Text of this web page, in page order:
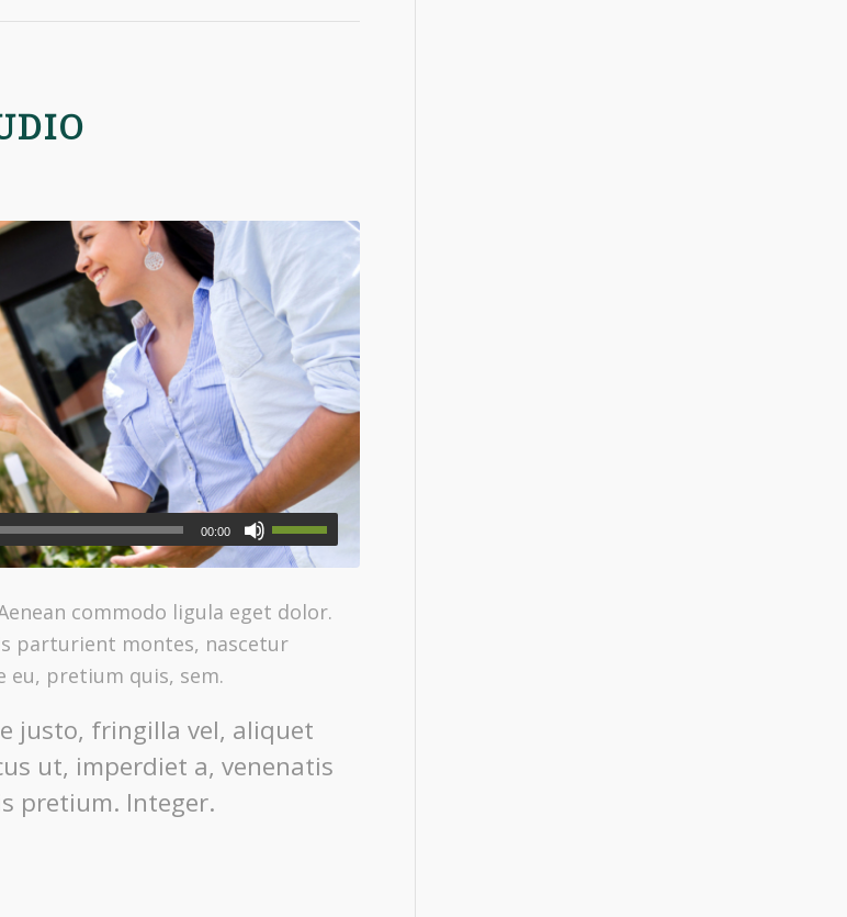
00:00
commodo ligula eget dolor.
parturient montes, nascetur
eu, pretium quis, sem.
justo, fringilla vel, aliquet
ut, imperdiet a, venenatis
pretium. Integer.